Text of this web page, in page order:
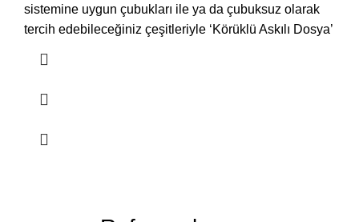
sistemine uygun çubukları ile ya da çubuksuz olarak
tercih edebileceğiniz çeşitleriyle ‘Körüklü Askılı Dosya’